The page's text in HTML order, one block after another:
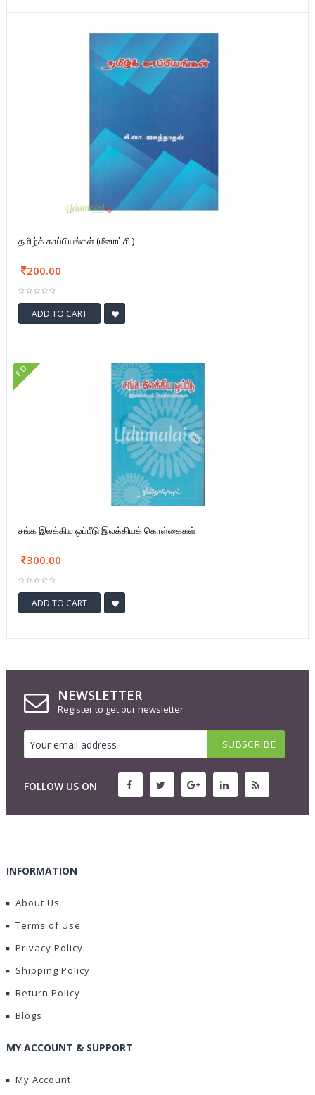
தமிழ்க் காப்பியங்கள் (மீனாட்சி )
200.00
ADD TO CART
FD
சங்க இலக்கிய ஒப்பீடு இலக்கியக் கொள்கைகள்
300.00
ADD TO CART
NEWSLETTER
Register to get our newsletter
FOLLOW US ON
INFORMATION
About Us
Terms of Use
Privacy Policy
Shipping Policy
Return Policy
Blogs
MY ACCOUNT & SUPPORT
My Account